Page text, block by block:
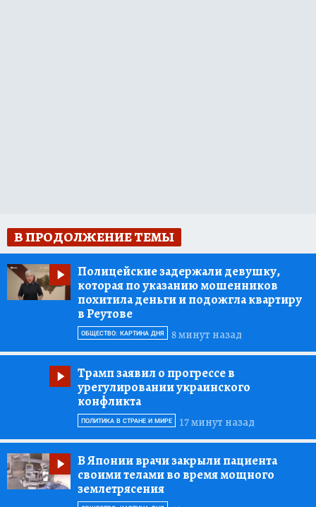
В ПРОДОЛЖЕНИЕ ТЕМЫ
Полицейские задержали девушку,
которая по указанию мошенников
похитила деньги и подожгла квартиру
в Реутове
8 минут назад
ОБЩЕСТВО: КАРТИНА ДНЯ
Трамп заявил о прогрессе в
урегулировании украинского
конфликта
17 минут назад
ПОЛИТИКА В СТРАНЕ И МИРЕ
В Японии врачи закрыли пациента
своими телами во время мощного
землетрясения